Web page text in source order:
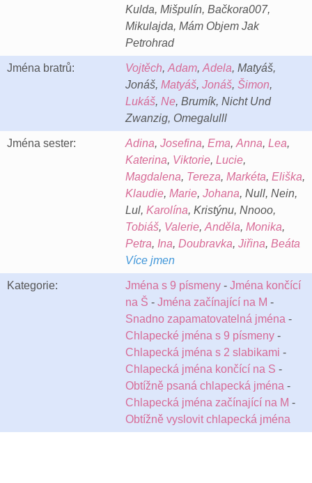
Kulda, Mišpulín, Bačkora007,
Mikulajda, Mám Objem Jak
Petrohrad
Jména bratrů: Vojtěch, Adam, Adela, Matyáš,
Jonáš, Matyáš, Jonáš, Šimon,
Lukáš, Ne, Brumík, Nicht Und
Zwanzig, Omegalulll
Jména sester: Adina, Josefina, Ema, Anna, Lea,
Katerina, Viktorie, Lucie,
Magdalena, Tereza, Markéta, Eliška,
Klaudie, Marie, Johana, Null, Nein,
Lul, Karolína, Kristýnu, Nnooo,
Tobiáš, Valerie, Anděla, Monika,
Petra, Ina, Doubravka, Jiřina, Beáta
Více jmen
Kategorie: Jména s 9 písmeny - Jména končící
na Š - Jména začínající na M -
Snadno zapamatovatelná jména -
Chlapecké jména s 9 písmeny -
Chlapecká jména s 2 slabikami -
Chlapecká jména končící na S -
Obtížně psaná chlapecká jména -
Chlapecká jména začínající na M -
Obtížně vyslovit chlapecká jména